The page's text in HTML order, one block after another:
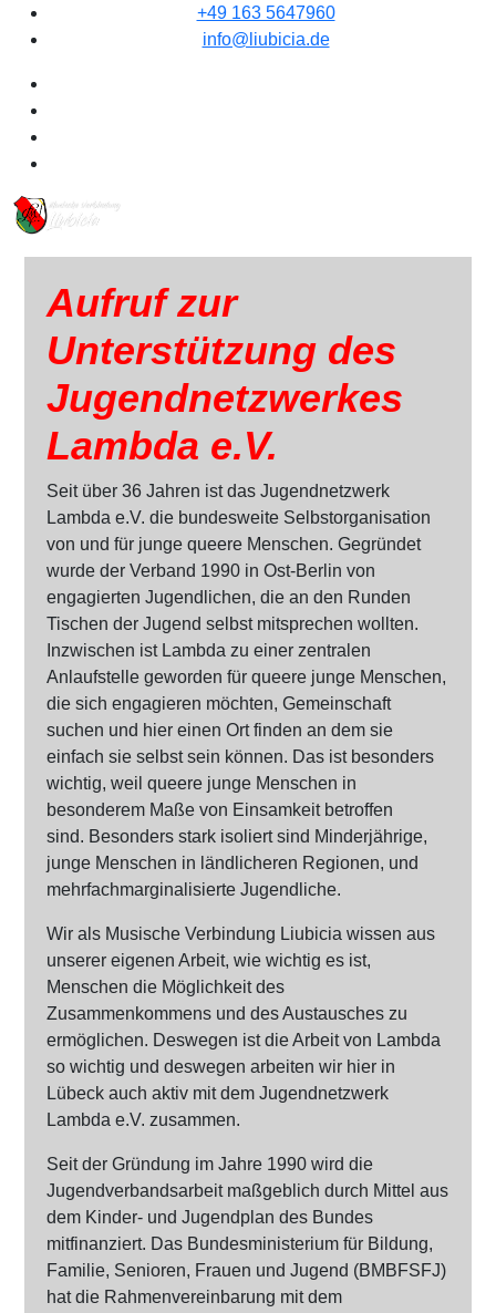
+49 163 5647960
info@liubicia.de
Aufruf zur
Unterstützung des
Jugendnetzwerkes
Lambda e.V.
Seit über 36 Jahren ist das Jugendnetzwerk
Lambda e.V. die bundesweite Selbstorganisation
von und für junge queere Menschen. Gegründet
wurde der Verband 1990 in Ost-Berlin von
engagierten Jugendlichen, die an den Runden
Tischen der Jugend selbst mitsprechen wollten.
Inzwischen ist Lambda zu einer zentralen
Anlaufstelle geworden für queere junge Menschen,
die sich engagieren möchten, Gemeinschaft
suchen und hier einen Ort finden an dem sie
einfach sie selbst sein können. Das ist besonders
wichtig, weil queere junge Menschen in
besonderem Maße von Einsamkeit betroffen
sind. Besonders stark isoliert sind Minderjährige,
junge Menschen in ländlicheren Regionen, und
mehrfachmarginalisierte Jugendliche.
Wir als Musische Verbindung Liubicia wissen aus
unserer eigenen Arbeit, wie wichtig es ist,
Menschen die Möglichkeit des
Zusammenkommens und des Austausches zu
ermöglichen. Deswegen ist die Arbeit von Lambda
so wichtig und deswegen arbeiten wir hier in
Lübeck auch aktiv mit dem Jugendnetzwerk
Lambda e.V. zusammen.
Seit der Gründung im Jahre 1990 wird die
Jugendverbandsarbeit maßgeblich durch Mittel aus
dem Kinder- und Jugendplan des Bundes
mitfinanziert. Das Bundesministerium für Bildung,
Familie, Senioren, Frauen und Jugend (BMBFSFJ)
hat die Rahmenvereinbarung mit dem